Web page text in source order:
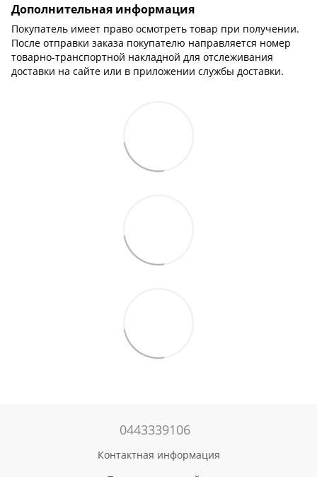
Дополнительная информация
Покупатель имеет право осмотреть товар при получении.
После отправки заказа покупателю направляется номер
товарно-транспортной накладной для отслеживания
доставки на сайте или в приложении службы доставки.
0443339106
Контактная информация